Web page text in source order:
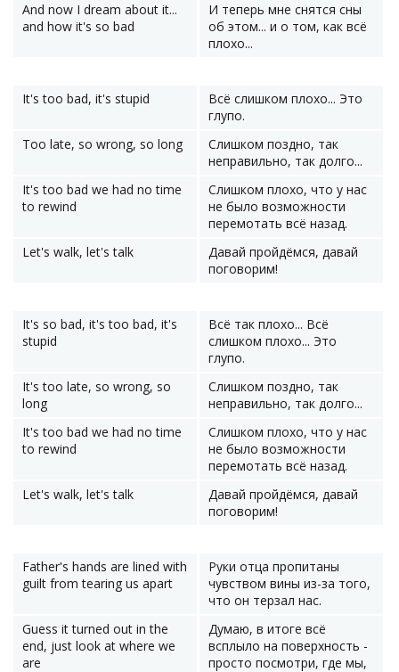
And now I dream about it...
and how it's so bad
И теперь мне снятся сны
об этом... и о том, как всё
плохо...
It's too bad, it's stupid
Всё слишком плохо... Это
глупо.
Too late, so wrong, so long
Слишком поздно, так
неправильно, так долго...
It's too bad we had no time
to rewind
Слишком плохо, что у нас
не было возможности
перемотать всё назад.
Let's walk, let's talk
Давай пройдёмся, давай
поговорим!
It's so bad, it's too bad, it's
stupid
Всё так плохо... Всё
слишком плохо... Это
глупо.
It's too late, so wrong, so
long
Слишком поздно, так
неправильно, так долго...
It's too bad we had no time
to rewind
Слишком плохо, что у нас
не было возможности
перемотать всё назад.
Let's walk, let's talk
Давай пройдёмся, давай
поговорим!
Father's hands are lined with
guilt from tearing us apart
Руки отца пропитаны
чувством вины из-за того,
что он терзал нас.
Guess it turned out in the
end, just look at where we
are
Думаю, в итоге всё
всплыло на поверхность -
просто посмотри, где мы,